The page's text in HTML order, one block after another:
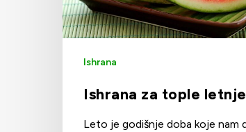
Ishrana
Ishrana za tople
Leto je godišnje doba koje nam